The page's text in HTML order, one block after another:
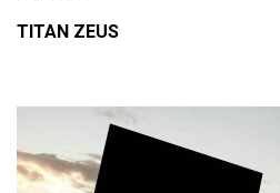
TITAN ZEUS